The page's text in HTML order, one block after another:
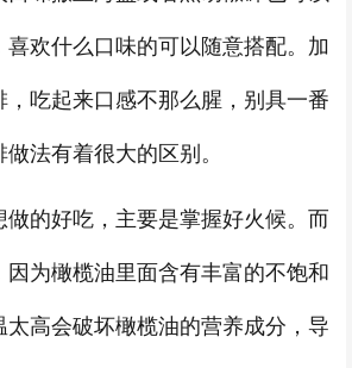
喜欢什么口味的可以随意搭配。加
，吃起来口感不那么腥，别具一番
法有着很大的区别。
做的好吃，主要是掌握好火候。而
因为橄榄油里面含有丰富的不饱和
太高会破坏橄榄油的营养成分，导